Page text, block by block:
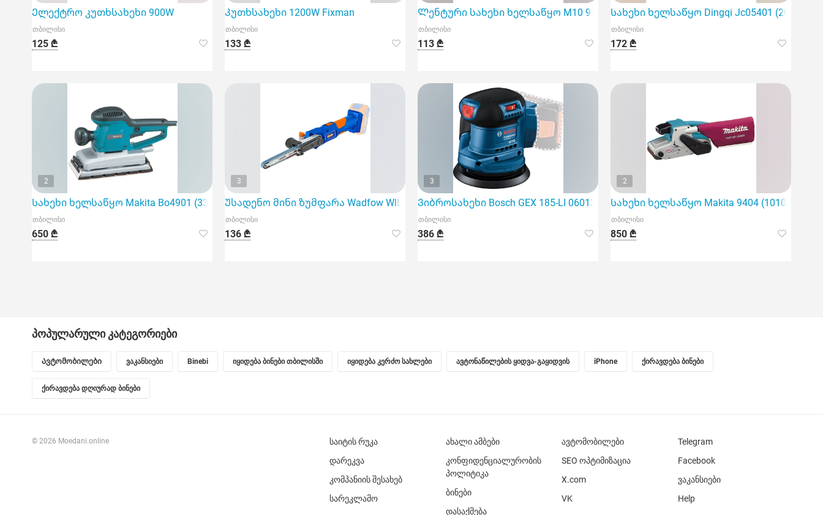
Ელექტრო კუთხსახეხი 900W
თბილისი
125 ₾
Კუთხსახეხი 1200W Fixman
თბილისი
133 ₾
Ლენტური სახეხი ხელსაწყო M10 9105 (2000Rpm)
თბილისი
113 ₾
Სახეხი ხელსაწყო Dingqi Jc05401 (200 W,
თბილისი
172 ₾
2
Სახეხი ხელსაწყო Makita Bo4901 (330 W, 115 X 280 MM)
თბილისი
650 ₾
3
Უსადენო მინი ზუმფარა Wadfow Wlbs1501 (20V)
თბილისი
136 ₾
3
Ვიბროსახეხი Bosch GEX 185-LI 06013A5020 (6000 - 10000 rpm, 18V)
თბილისი
386 ₾
2
Სახეხი ხელსაწყო Makita 9404 (1010 W, 100
თბილისი
850 ₾
პოპულარული კატეგორიები
Ავტომობილები ვაკანსიები Binebi იყიდება ბინები თბილისში იყიდება კერძო სახლები ავტონაწილების ყიდვა-გაყიდვის iPhone ქირავდება ბინები
ქირავდება დღიურად ბინები
© 2026 Moedani.online
საიტის რუკა
დარეკვა
კომპანიის შესახებ
სარეკლამო
ახალი ამბები
კონფიდენციალურობის
პოლიტიკა
ბინები
დასაქმება
ავტომობილები
SEO ოპტიმიზაცია
X.com
VK
Telegram
Facebook
ვაკანსიები
Help